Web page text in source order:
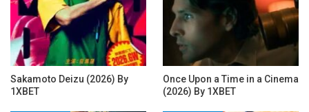
Sakamoto Deizu (2026) By
1XBET
Once Upon a Time in a Cinema
(2026) By 1XBET